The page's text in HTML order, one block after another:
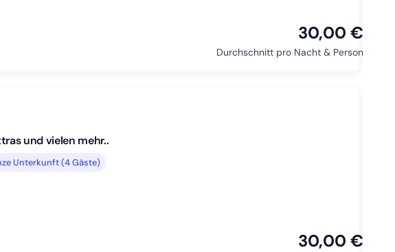
30,00 €
Durchschnitt pro Nacht & Person
und vielen mehr..
Unterkunft (4 Gäste)
30,00 €